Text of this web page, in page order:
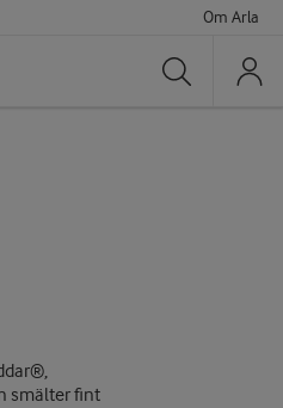
Om Arla
Sök
smälter fint